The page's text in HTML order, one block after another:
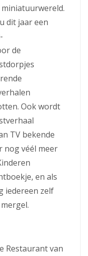
dit jaar een
de
Ook wordt
TV bekende
nog véél meer
en als
iedereen zelf
Restaurant van